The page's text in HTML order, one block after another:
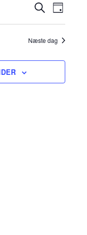
Search
and
SØG
EFTER
DAG
Næste dag